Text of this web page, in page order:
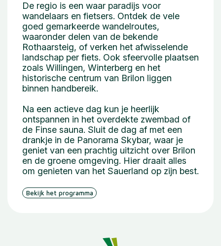
De regio is een waar paradijs voor
wandelaars en fietsers. Ontdek de vele
goed gemarkeerde wandelroutes,
waaronder delen van de bekende
Rothaarsteig, of verken het afwisselende
landschap per fiets. Ook sfeervolle plaatsen
zoals Willingen, Winterberg en het
historische centrum van Brilon liggen
binnen handbereik.
Na een actieve dag kun je heerlijk
ontspannen in het overdekte zwembad of
de Finse sauna. Sluit de dag af met een
drankje in de Panorama Skybar, waar je
geniet van een prachtig uitzicht over Brilon
en de groene omgeving. Hier draait alles
om genieten van het Sauerland op zijn best.
Bekijk het programma